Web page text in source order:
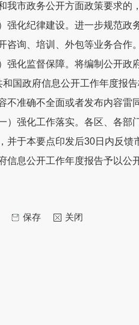
我市政务公开方面政策要求的
强化纪律建设。 进一步规范政
咨询、培训、外包等业务合作。
强化监督保障。 将编制公开政
和国政府信息公开工作年度报
不准确不全面或者发布内容雷
）强化工作落实。 各区、各部
并于本要点印发后30日内反馈
信息公开工作年度报告予以公
关闭
保存